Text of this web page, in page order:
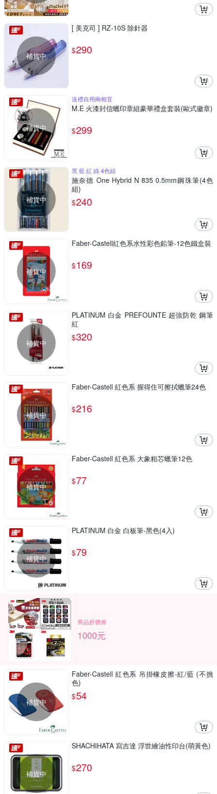
補貨中
[ 美克司 ] RZ-10S 除針器
$290
補貨中
送禮自用兩相宜
M.E 火漆封信蠟印章組豪華禮盒套裝(歐式徽章)
$299
補貨中
黑 藍 紅 綠 4色組
施奈德 One Hybrid N 835 0.5mm鋼珠筆(4色
組)
$240
補貨中
Faber-Castell紅色系水性彩色鉛筆-12色鐵盒裝
$169
補貨中
PLATINUM 白金 PREFOUNTE 超強防乾 鋼筆
紅
$320
補貨中
Faber-Castell 紅色系 握得住可擦拭蠟筆24色
$216
補貨中
Faber-Castell 紅色系 大象粗芯蠟筆12色
$77
補貨中
PLATINUM 白金 白板筆-黑色(4入)
$79
商品折價券
1000元
補貨中
Faber-Castell 紅色系 吊掛橡皮擦-紅/藍 (不挑
色)
$54
補貨中
SHACHIHATA 寫吉達 浮世繪油性印台(萌黃色)
$270